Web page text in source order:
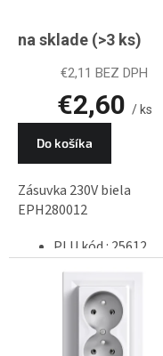
biela
EPH2800121,
PLU 25612
na sklade (>3 ks)
€2,11 BEZ DPH
€2,60 / ks
Do košíka
Zásuvka 230V biela
EPH280012
PLU kód : 25612